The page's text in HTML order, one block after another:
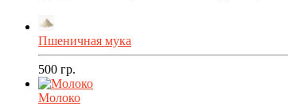
Пшеничная мука
500 гр.
Молоко